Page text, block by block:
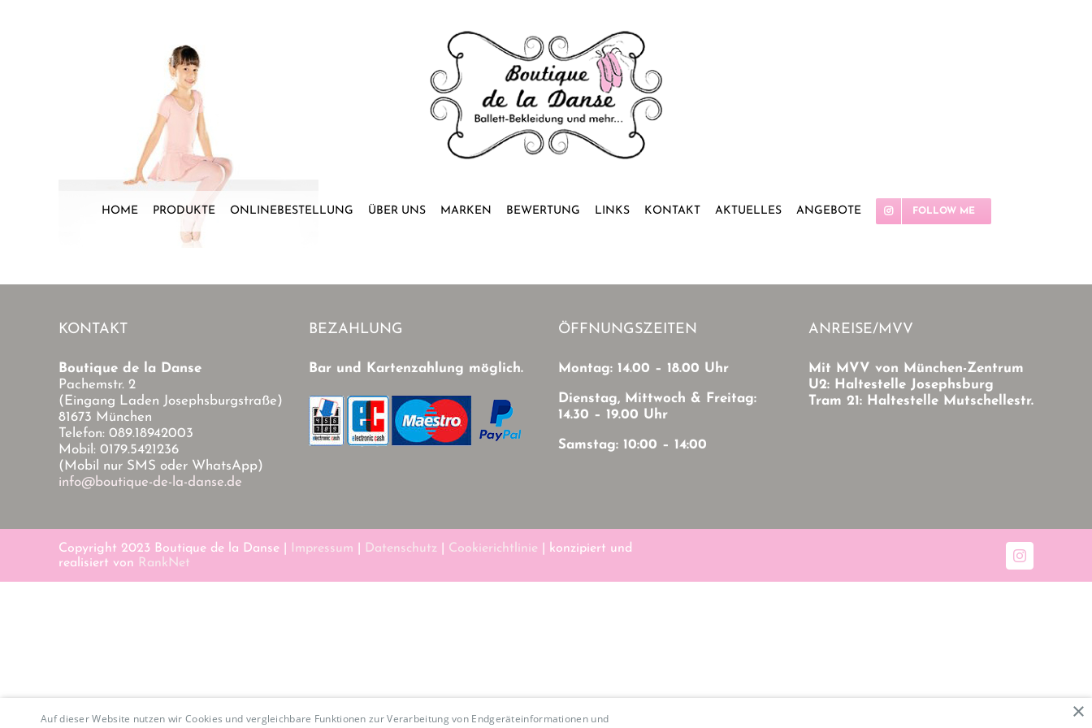
HOME PRODUKTE ONLINEBESTELLUNG ÜBER UNS MARKEN BEWERTUNG LINKS KONTAKT AKTUELLES ANGEBOTE FOLLOW ME
KONTAKT
Boutique de la Danse
Pachemstr. 2
(Eingang Laden Josephsburgstraße)
81673 München
Telefon: 089.18942003
Mobil: 0179.5421236
(Mobil nur SMS oder WhatsApp)
info@boutique-de-la-danse.de
BEZAHLUNG
Bar und Kartenzahlung möglich.
ÖFFNUNGSZEITEN
Montag: 14.00 – 18.00 Uhr
Dienstag, Mittwoch & Freitag:
14.30 – 19.00 Uhr
Samstag: 10:00 – 14:00
ANREISE/MVV
Mit MVV von München-Zentrum
U2: Haltestelle Josephsburg
Tram 21: Haltestelle Mutschellestr.
Copyright 2023 Boutique de la Danse | Impressum Datenschutz Cookierichtlinie | konzipiert und
realisiert von RankNet Instagram
Auf dieser Website nutzen wir Cookies und vergleichbare Funktionen zur Verarbeitung von Endgeräteinformationen und ×